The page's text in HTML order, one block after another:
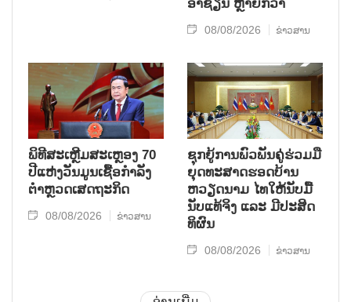
ອາຊຽນ ຫຼາຍກວ່າ
08/08/2026 ຂ່າວສານ
ພິທີສະເຫຼີມສະເຫຼອງ 70
ປີແຫ່ງວັນມູນເຊື້ອກຳລັງ
ຕຳຫຼວດເສດຖະກິດ
08/08/2026 ຂ່າວສານ
ຊຸກ​ຍູ້​ການ​ພົວ​ພັນ​ຄູ່​ຮ່ວມ​ມື​
ຍຸດ​ທະ​ສາດ​ຮອດ​ບ້ານ
ຫວຽດ​ນາມ ໄທ​ໃຫ້​ນັບ​ມື້​
ນັບ​ແທ້​ຈິງ ແລະ ມີ​ປະ​ສິດ​
ທິ​ຜົນ
08/08/2026 ຂ່າວສານ